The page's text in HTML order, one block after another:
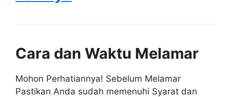
Cara dan Waktu Melamar
Mohon Perhatiannya! Sebelum Melamar
Pastikan Anda sudah memenuhi Syarat dan